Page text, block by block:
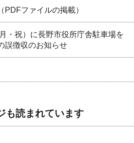
PDFファイルの掲載）
・祝）に長野市役所庁舎駐車場を
誤徴収のお知らせ
も読まれています